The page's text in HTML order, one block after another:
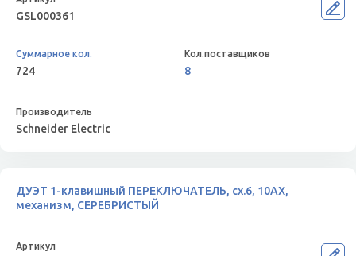
GSL000361
724 8
Schneider Electric
ДУЭТ 1-клавишный ПЕРЕКЛЮЧАТЕЛЬ, сх.6, 10АХ,
механизм, СЕРЕБРИСТЫЙ